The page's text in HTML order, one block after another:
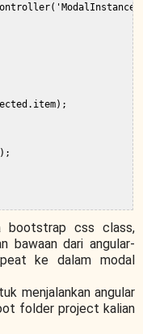
bootstrap css class,
bawaan dari angular-
ke dalam modal
menjalankan angular
folder project kalian